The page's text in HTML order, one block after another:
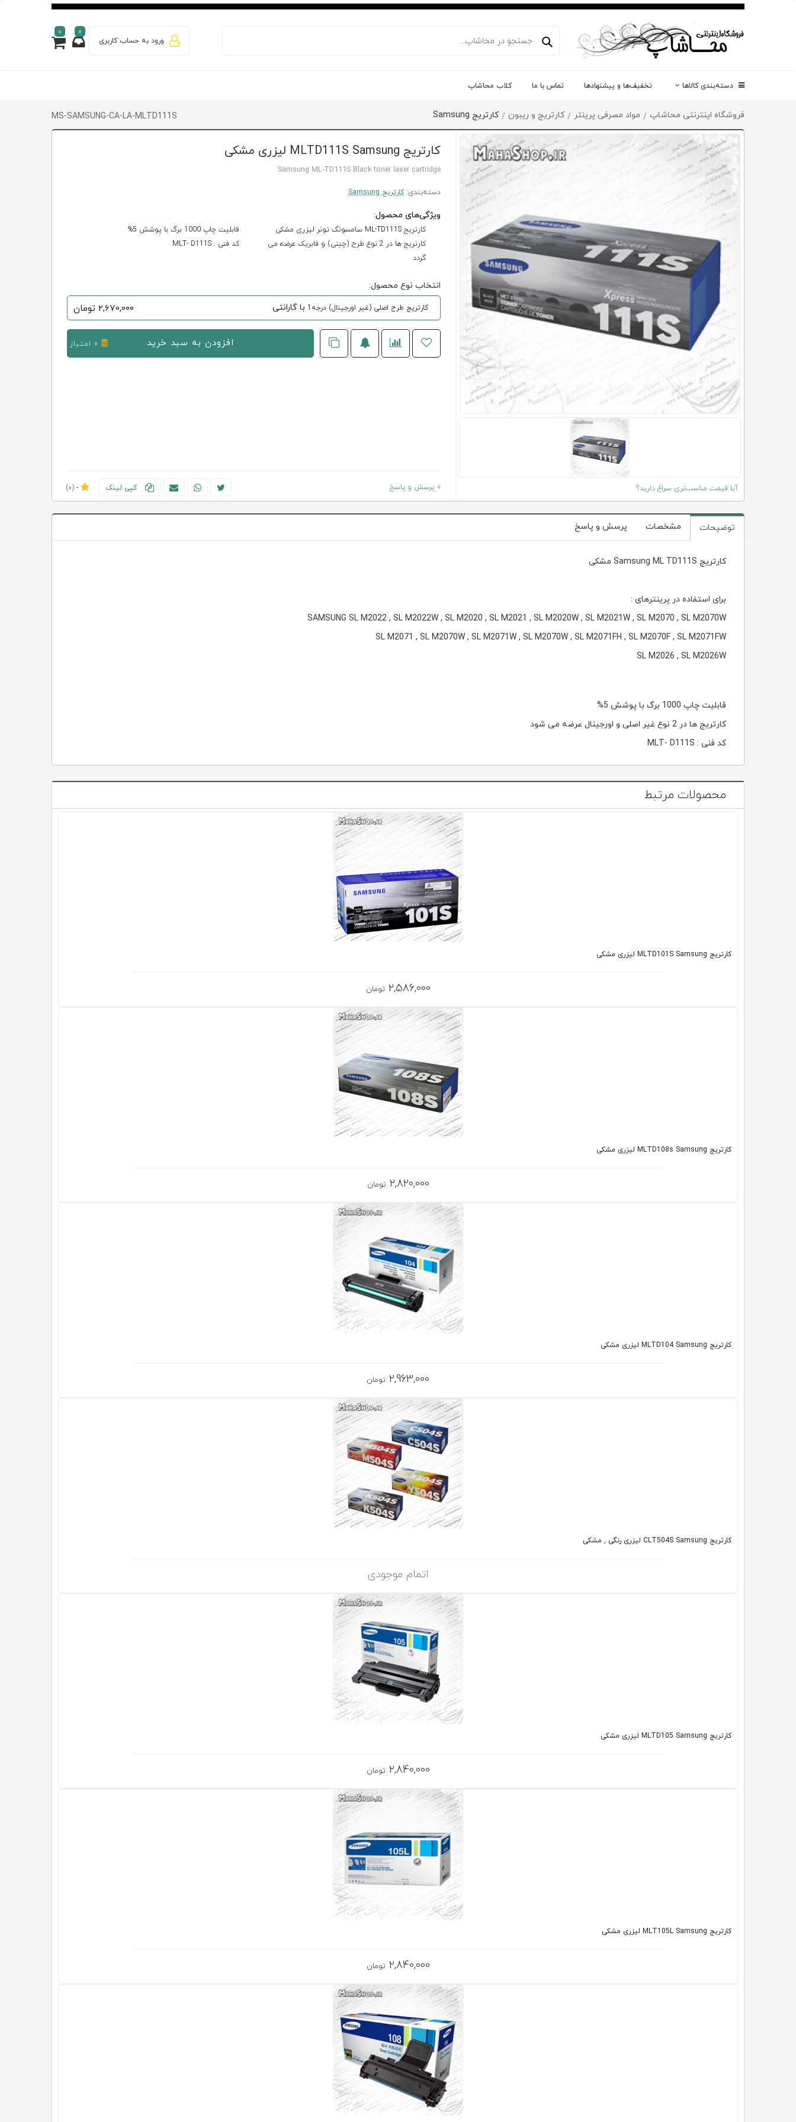
ورود به حساب کاربری
0
0
دسته‌بندی کالاها تخفیف‌ها و پیشنهادها تماس با ما کلاب محاشاپ
فروشگاه اینترنتی محاشاپ / مواد مصرفی پرینتر / کارتریج و ریبون / کارتریج Samsung MS-SAMSUNG-CA-LA-MLTD111S
آیا قیمت مناسب‌تری سراغ دارید؟
کارتریج MLTD111S Samsung لیزری مشکی
Samsung ML-TD111S Black toner laser cartridge
دسته‌بندی:کارتریج Samsung
ویژگی‌های محصول:
کارتریج ML-TD111S سامسونگ تونر لیزری مشکی
قابلیت چاپ 1000 برگ با پوشش 5%
کارتریج ها در 2 نوع طرح (چینی) و فابریک عرضه می
گردد
کد فنی : MLT- D111S
انتخاب نوع محصول:
کارتریج طرح اصلی (غیر اورجینال) درجه1 با گارانتی 2,670,000 تومان
افزودن به سبد خرید 0 امتیاز
0 پرسش و پاسخ کپی لینک -
(0)
توضیحات مشخصات پرسش و پاسخ
کارتریج Samsung ML TD111S مشکی
برای استفاده در پرینترهای :
SAMSUNG SL M2022 , SL M2022W , SL M2020 , SL M2021 , SL M2020W , SL M2021W , SL M2070 , SL M2070W
SL M2071 , SL M2070W , SL M2071W , SL M2070W , SL M2071FH , SL M2070F , SL M2071FW
SL M2026 , SL M2026W
قابلیت چاپ 1000 برگ با پوشش 5%
کارتریج ها در 2 نوع غیر اصلی و اورجینال عرضه می شود
کد فنی : MLT- D111S
محصولات مرتبط
کارتریج MLTD101S Samsung لیزری مشکی
2,586,000 تومان
کارتریج MLTD108s Samsung لیزری مشکی
2,820,000 تومان
کارتریج MLTD104 Samsung لیزری مشکی
2,963,000 تومان
کارتریج CLT504S Samsung لیزری رنگی , مشکی
اتمام موجودی
کارتریج MLTD105 Samsung لیزری مشکی
2,840,000 تومان
کارتریج MLT105L Samsung لیزری مشکی
2,840,000 تومان